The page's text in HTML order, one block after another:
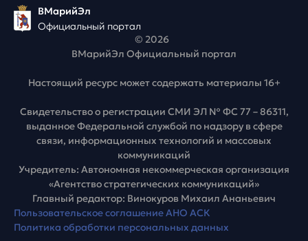
ВМарийЭл
Официальный портал
© 2026
ВМарийЭл Официальный портал
Настоящий ресурс может содержать материалы 16+
Свидетельство о регистрации СМИ ЭЛ № ФС 77 – 86311,
выданное Федеральной службой по надзору в сфере
связи, информационных технологий и массовых
коммуникаций
Учредитель: Автономная некоммерческая организация
«Агентство стратегических коммуникаций»
Главный редактор: Винокуров Михаил Ананьевич
Пользовательское соглашение АНО АСК
Политика обработки персональных данных